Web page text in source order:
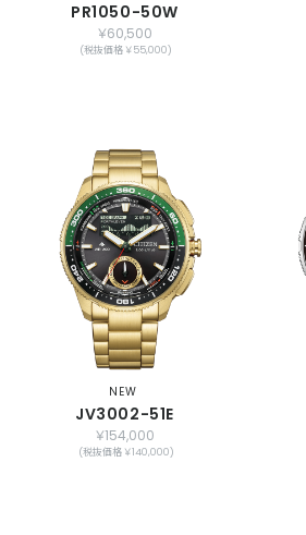
PR1050-50W
￥60,500
(税抜価格 ￥55,000)
NEW
JV3002-51E
￥154,000
(税抜価格 ￥140,000)